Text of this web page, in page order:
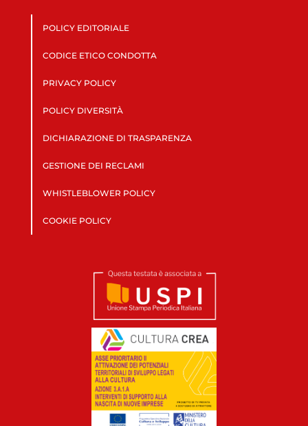
POLICY EDITORIALE
CODICE ETICO CONDOTTA
PRIVACY POLICY
POLICY DIVERSITÀ
DICHIARAZIONE DI TRASPARENZA
GESTIONE DEI RECLAMI
WHISTLEBLOWER POLICY
COOKIE POLICY